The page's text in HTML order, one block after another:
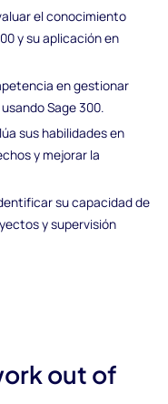
el conocimiento
y su aplicación en
en gestionar
Sage 300.
sus habilidades en
y mejorar la
su capacidad de
y supervisión
out of